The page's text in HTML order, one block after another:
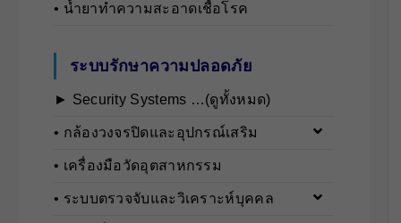
• น้ำยาทำความสะอาดเชื้อโรค
ระบบรักษาความปลอดภัย
► Security Systems …(ดูทั้งหมด)
• กล้องวงจรปิดและอุปกรณ์เสริม
• เครื่องมือวัดอุตสาหกรรม
• ระบบตรวจจับและวิเคราะห์บุคคล